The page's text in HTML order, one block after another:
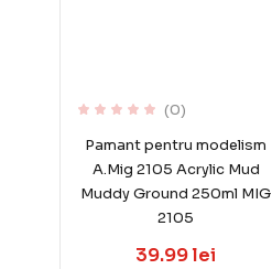
(0)
Pamant pentru modelism
A.Mig 2105 Acrylic Mud
Muddy Ground 250ml MIG
2105
39.99 lei